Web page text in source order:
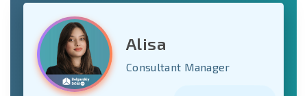
Alisa
Consultant Manager